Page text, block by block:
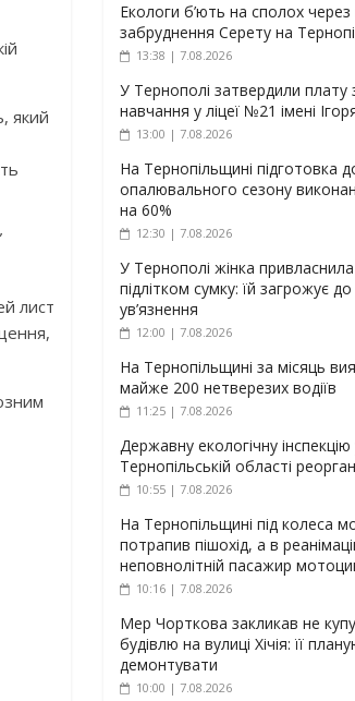
який
лист
Екологи б’ють на сполох
забруднення Серету на
13:38 | 7.08.2026
У Тернополі затвердили плату
навчання у ліцеї №21 імені
13:00 | 7.08.2026
На Тернопільщині підготовка
опалювального сезону
на 60%
12:30 | 7.08.2026
У Тернополі жінка
підлітком сумку: їй загрожує до
ув’язнення
12:00 | 7.08.2026
На Тернопільщині за місяць
майже 200 нетверезих водіїв
11:25 | 7.08.2026
Державну екологічну інспекцію
Тернопільській області
10:55 | 7.08.2026
На Тернопільщині під колеса
потрапив пішохід, а в
неповнолітній пасажир
10:16 | 7.08.2026
Мер Чорткова закликав не
будівлю на вулиці Хічія: її
демонтувати
10:00 | 7.08.2026